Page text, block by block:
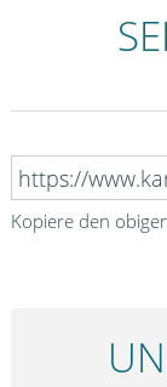
Kopiere den